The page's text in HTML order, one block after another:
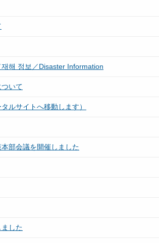
해 정보／Disaster Information
いて
ルサイトへ移動します）
部会議を開催しました
した